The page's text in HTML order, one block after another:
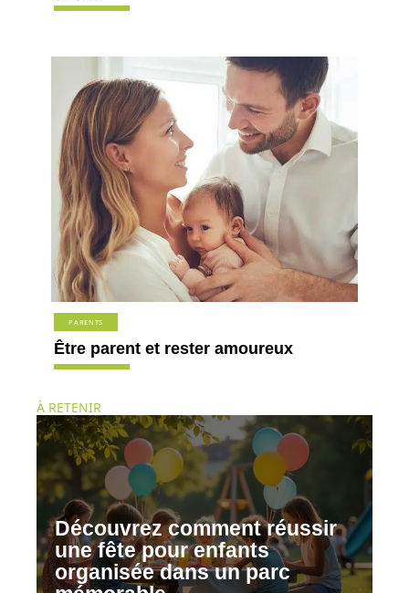
PARENTS
Être parent et rester amoureux
À RETENIR
Découvrez comment réussir
une fête pour enfants
organisée dans un parc